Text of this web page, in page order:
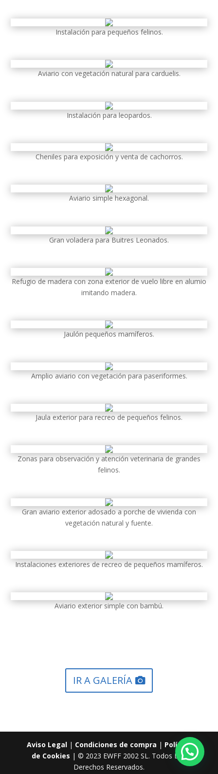
Instalación para pequeños felinos.
Aviario con vegetación natural para carduelis.
Instalación para leopardos.
Cheniles para exposición y venta de cachorros.
Aviario simple hexagonal.
Gran voladera para Buitres Leonados.
Refugio de madera con zona exterior de vuelo libre en alumio
imitando madera.
Jaulón pequeños mamíferos.
Amplio aviario con vegetación para paseriformes.
Jaula exterior para recreo de pequeños felinos.
Zonas para observación y atención veterinaria de grandes
felinos.
Gran aviario exterior adosado a porche de vivienda con
vegetación natural y fuente.
Instalaciones exteriores de recreo de pequeños mamíferos.
Aviario exterior simple con bambú.
IR A GALERÍA
Aviso Legal | Condiciones de compra | Política
de Cookies | © 2023 EWFF 2002 SL. Todos Los
Derechos Reservados.